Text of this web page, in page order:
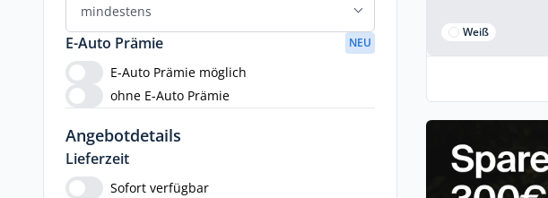
E-Auto Prämie NEU
E-Auto Prämie möglich
ohne E-Auto Prämie
Angebotdetails
Lieferzeit
Sofort verfügbar
Weiß